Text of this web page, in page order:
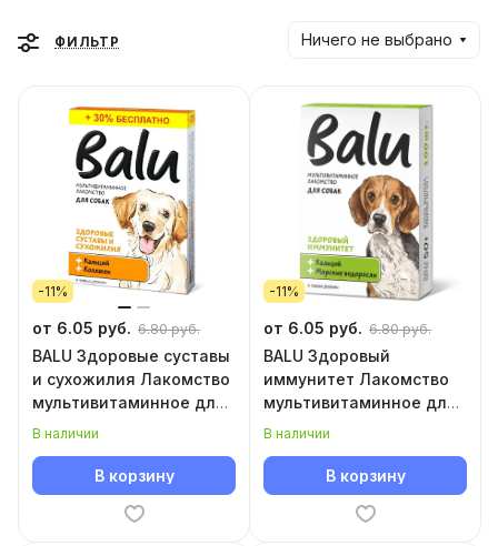
ФИЛЬТР Ничего не выбрано
-11%
от 6.05 руб. 6.80 руб.
BALU Здоровые суставы
и сухожилия Лакомство
мультивитаминное для
собак
В наличии
В корзину
-11%
от 6.05 руб. 6.80 руб.
BALU Здоровый
иммунитет Лакомство
мультивитаминное для
собак
В наличии
В корзину